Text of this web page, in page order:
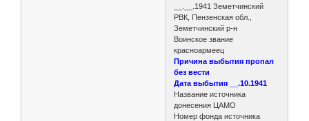
__.__.1941 Земетчинский
РВК, Пензенская обл.,
Земетчинский р-н
Воинское звание
красноармеец
Причина выбытия пропал
без вести
Дата выбытия __.10.1941
Название источника
донесения ЦАМО
Номер фонда источника